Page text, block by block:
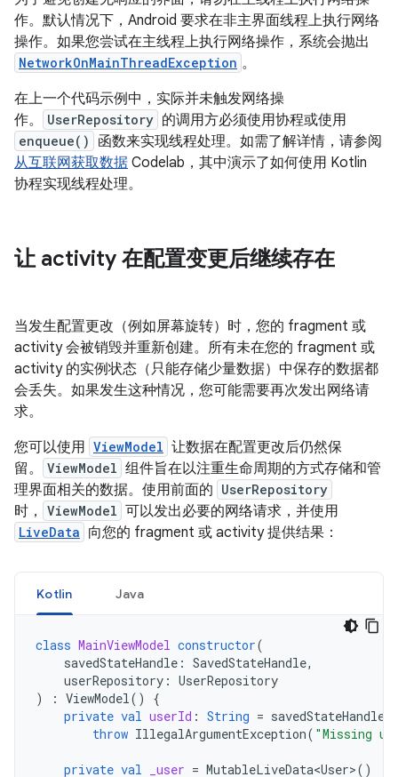
作。默认情况下，Android 要求在非主界面线程上执行网络
操作。如果您尝试在主线程上执行网络操作，系统会抛出
NetworkOnMainThreadException 。
在上一个代码示例中，实际并未触发网络操
作。
UserRepository 的调用方必须使用协程或使用
enqueue()
函数来实现线程处理。如需了解详情，请参阅
从互联网获取数据 Codelab，其中演示了如何使用 Kotlin
协程实现线程处理。
让 activity 在配置变更后继续存在
当发生配置更改（例如屏幕旋转）时，您的 fragment 或
activity 会被销毁并重新创建。所有未在您的 fragment 或
activity 的实例状态（只能存储少量数据）中保存的数据都
会丢失。如果发生这种情况，您可能需要再次发出网络请
求。
您可以使用 ViewModel 让数据在配置更改后仍然保
留。
ViewModel 组件旨在以注重生命周期的方式存储和管
理界面相关的数据。使用前面的 UserRepository
时， ViewModel 可以发出必要的网络请求，并使用
LiveData 向您的 fragment 或 activity 提供结果：
Kotlin Java
class MainViewModel constructor(
savedStateHandle : SavedStateHandle,
userRepository : UserRepository
)
: ViewModel()
{
private val userId : String = savedStateHandle
throw IllegalArgumentException( "Missing
private val _user = MutableLiveData<User>()